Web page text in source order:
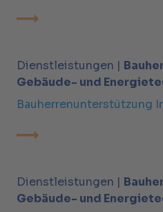
Dienstleistungen |
Gebäude- und
Bauherrenunterstützung
Dienstleistungen |
Gebäude- und